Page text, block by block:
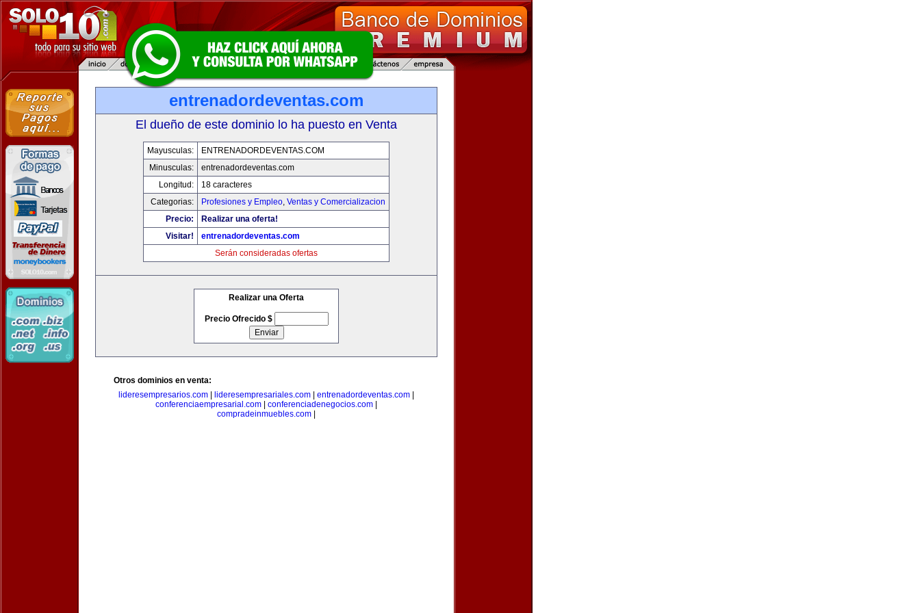
entrenadordeventas.com
El dueño de este dominio lo ha puesto en Venta
Mayusculas:
ENTRENADORDEVENTAS.COM
Minusculas:
entrenadordeventas.com
Longitud:
18 caracteres
Categorias:
Profesiones y Empleo, Ventas y Comercializacion
Precio:
Realizar una oferta!
Visitar!
entrenadordeventas.com
Serán consideradas ofertas
Realizar una Oferta
Precio Ofrecido $
Otros dominios en venta:
lideresempresarios.com
lideresempresariales.com entrenadordeventas.com
conferenciaempresarial.com
conferenciadenegocios.com
compradeinmuebles.com